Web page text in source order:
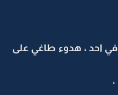
احد ، هدوء طاغي على